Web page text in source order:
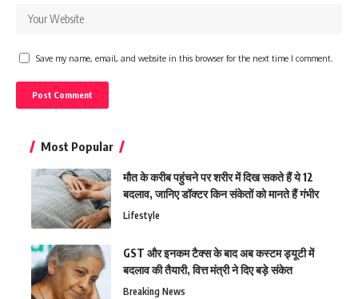
Save my name, email, and website in this browser for the next time I comment.
Most Popular
मौत के करीब पहुंचने पर शरीर में दिख सकते हैं ये 12
बदलाव, जानिए डॉक्टर किन संकेतों को मानते हैं गंभीर
Lifestyle
GST और इनकम टैक्स के बाद अब कस्टम ड्यूटी में
बदलाव की तैयारी, वित्त मंत्री ने दिए बड़े संकेत
Breaking News